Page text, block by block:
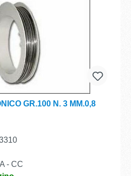
GR.100 N. 3 MM.0,8
- CC